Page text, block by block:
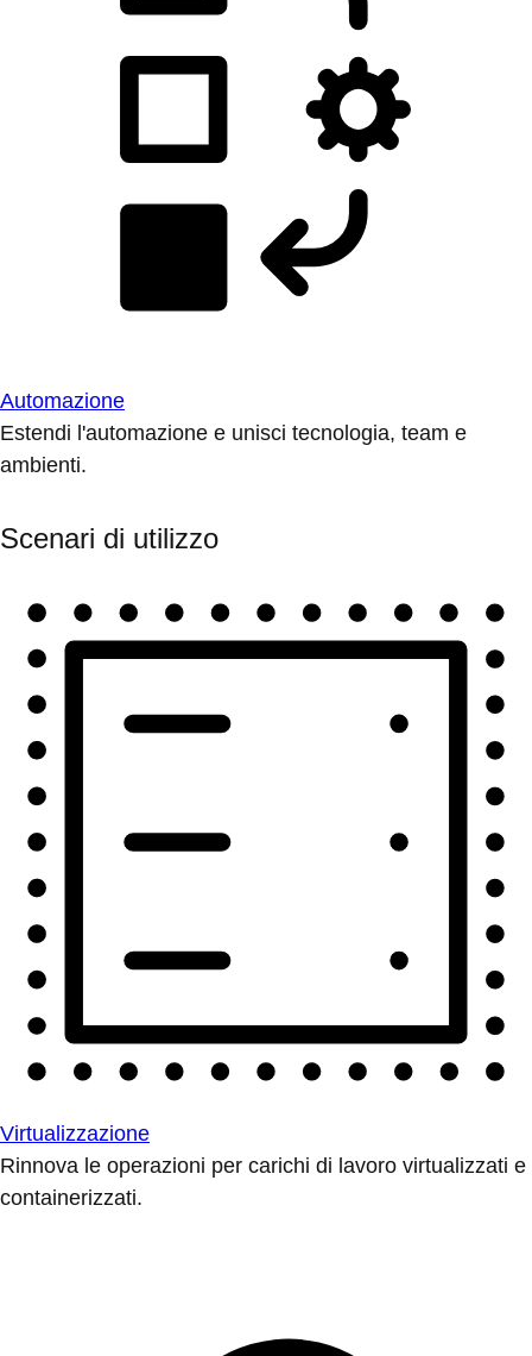
Automazione
Estendi l'automazione e unisci tecnologia, team e
ambienti.
Scenari di utilizzo
Virtualizzazione
Rinnova le operazioni per carichi di lavoro virtualizzati e
containerizzati.